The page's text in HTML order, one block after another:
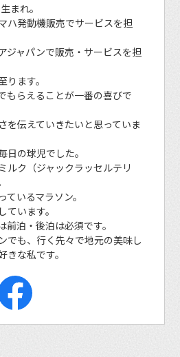
まれ。
ハ発動機販売でサービスを担
ジャパンで販売・サービスを担
ます。
もらえることが一番の喜びで
を伝えていきたいと思っていま
日の球児でした。
ルク（ジャックラッセルテリ
いるマラソン。
ています。
泊・後泊は必須です。
でも、行く先々で地元の美味し
な私です。